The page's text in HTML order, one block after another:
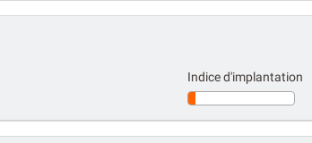
Indice d'implantation